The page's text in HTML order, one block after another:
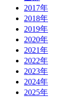
2017年
2018年
2019年
2020年
2021年
2022年
2023年
2024年
2025年